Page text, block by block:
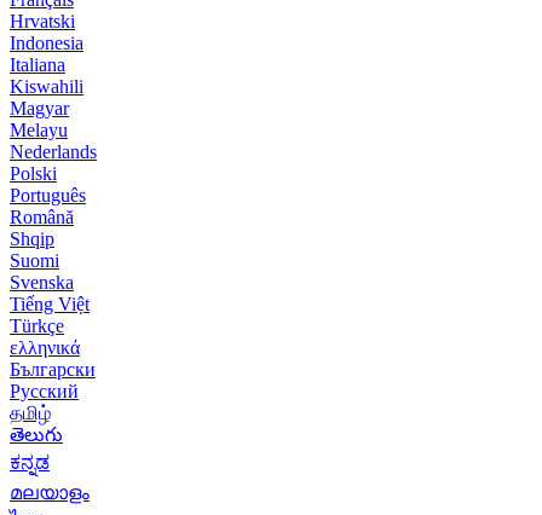
Hrvatski
Indonesia
Italiana
Kiswahili
Magyar
Melayu
Nederlands
Polski
Português
Română
Shqip
Suomi
Svenska
Tiếng Việt
Türkçe
ελληνικά
Български
Русский
தமிழ்
తెలుగు
ಕನ್ನಡ
മലയാളം